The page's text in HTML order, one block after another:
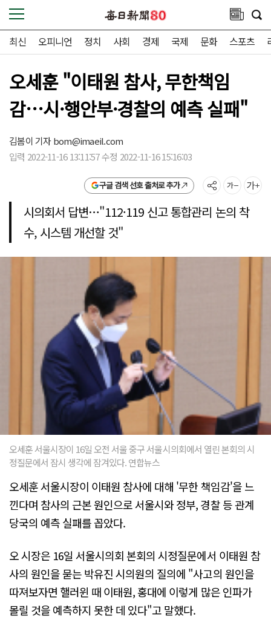
최신 오피니언 정치 사회 경제 국제 문화 스포츠
오세훈 "이태원 참사, 무한책임
감…시·행안부·경찰의 예측 실패"
김봄이 기자bom@imaeil.com
입력 2022-11-16 13:11:57 수정 2022-11-16 15:16:03
구글 검색 선호 출처로 추가
시의회서 답변…"112·119 신고 통합관리 논의 착
수, 시스템 개선할 것"
오세훈 서울시장이 16일 오전 서울 중구 서울시의회에서 열린 본회의 시
정질문에서 잠시 생각에 잠겨있다. 연합뉴스
오세훈 서울시장이 이태원 참사에 대해 '무한 책임감'을 느
낀다며 참사의 근본 원인으로 서울시와 정부, 경찰 등 관계
당국의 예측 실패를 꼽았다.
오 시장은 16일 서울시의회 본회의 시정질문에서 이태원 참
사의 원인을 묻는 박유진 시의원의 질의에 "사고의 원인을
따져보자면 핼러윈 때 이태원, 홍대에 이렇게 많은 인파가
몰릴 것을 예측하지 못한 데 있다"고 말했다.